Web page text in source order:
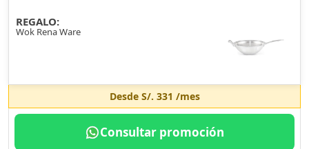
REGALO:
Wok Rena Ware
Desde S/. 331 /mes
Consultar promoción